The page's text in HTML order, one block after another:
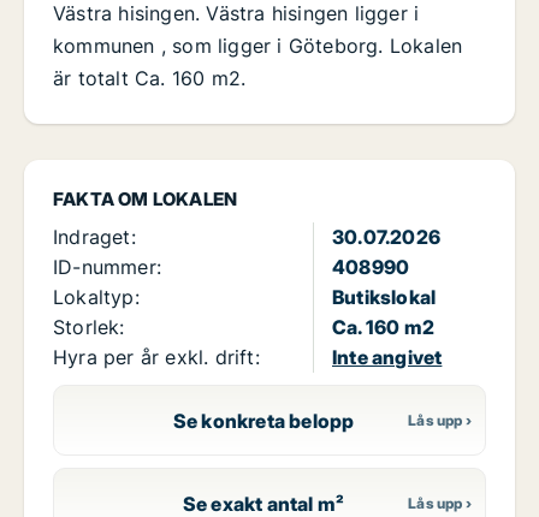
FAKTA OM LOKALEN
Indraget:
30.07.2026
ID-nummer:
408990
Lokaltyp:
Butikslokal
Storlek:
Ca. 160 m2
Hyra per år exkl. drift:
Inte angivet
Se konkreta belopp
Se exakt antal m²
Västra hisingen. Västra hisingen ligger i
kommunen , som ligger i Göteborg. Lokalen
är totalt Ca. 160 m2.